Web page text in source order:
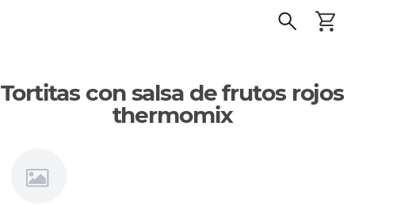
Tortitas con salsa de frutos rojos
thermomix